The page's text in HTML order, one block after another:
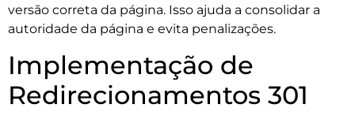
versão correta da página. Isso ajuda a consolidar a
autoridade da página e evita penalizações.
Implementação de
Redirecionamentos 301